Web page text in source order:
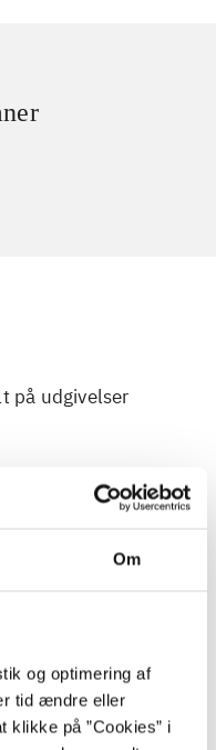
Om
og optimering af
tid ændre eller
på ”Cookies” i
på udgivelser